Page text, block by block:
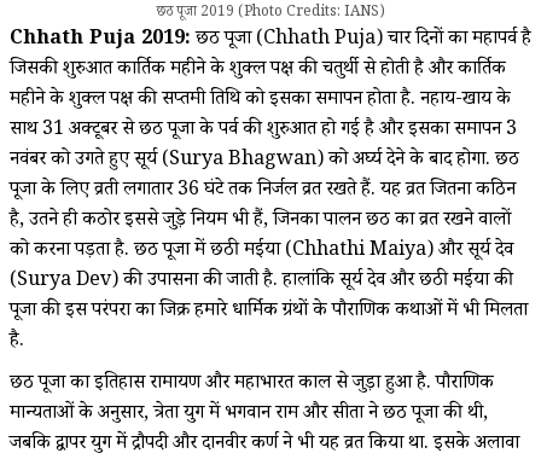
छठ पूजा 2019 (Photo Credits: IANS)
Chhath Puja 2019:छठ पूजा (Chhath Puja) चार दिनों का महापर्व है
जिसकी शुरुआत कार्तिक महीने के शुक्ल पक्ष की चतुर्थी से होती है और कार्तिक
महीने के शुक्ल पक्ष की सप्तमी तिथि को इसका समापन होता है. नहाय-खाय के
साथ 31 अक्टूबर से छठ पूजा के पर्व की शुरुआत हो गई है और इसका समापन 3
नवंबर को उगते हुए सूर्य (Surya Bhagwan) को अर्घ्य देने के बाद होगा. छठ
पूजा के लिए व्रती लगातार 36 घंटे तक निर्जल व्रत रखते हैं. यह व्रत जितना कठिन
है, उतने ही कठोर इससे जुड़े नियम भी हैं, जिनका पालन छठ का व्रत रखने वालों
को करना पड़ता है. छठ पूजा में छठी मईया (Chhathi Maiya) और सूर्य देव
(Surya Dev) की उपासना की जाती है. हालांकि सूर्य देव और छठी मईया की
पूजा की इस परंपरा का जिक्र हमारे धार्मिक ग्रंथों के पौराणिक कथाओं में भी मिलता
है.
छठ पूजा का इतिहास रामायण और महाभारत काल से जुड़ा हुआ है. पौराणिक
मान्यताओं के अनुसार, त्रेता युग में भगवान राम और सीता ने छठ पूजा की थी,
जबकि द्वापर युग में द्रौपदी और दानवीर कर्ण ने भी यह व्रत किया था. इसके अलावा